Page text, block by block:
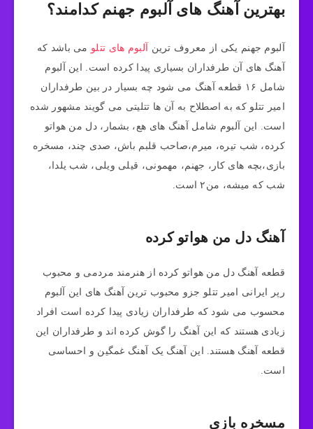
بهترین آهنگ های آلبوم جهنم کدامند؟
آلبوم جهنم یکی از معروف ترین آلبوم های تتلو می باشد که
آهنگ های آن طرفداران بسیاری پیدا کرده است. این آلبوم
شامل ۱۶ قطعه آهنگ می شود چه بسیار در بین طرفداران
امیر تتلو که به اصطلاح به آن ها تتلیتی می گویند مشهور شده
است. این آلبوم شامل آهنگ های هع، بشمار، دل من هواتو
کرده، شب تیره، میرم،صاحب قلبم باش، صدی چند، مسخره
بازی،بچه های کار، جهنم، مهمونی، قیلی ویلی، شب یلدا،
شب که میشه، من۲ است.
آهنگ دل من هواتو کرده
قطعه آهنگ دل من هواتو کرده از هنرمند مردمی و محبوب
رپر ایرانی امیر تتلو جزو محبوب ترین آهنگ های این آلبوم
محسوب می شود که طرفداران زیادی پیدا کرده است افراد
زیادی هستند که این آهنگ را گوش کرده اند و طرفداران این
قطعه آهنگ هستند. این آهنگ یک آهنگ غمگین و احساسی
است.
مسخره بازی